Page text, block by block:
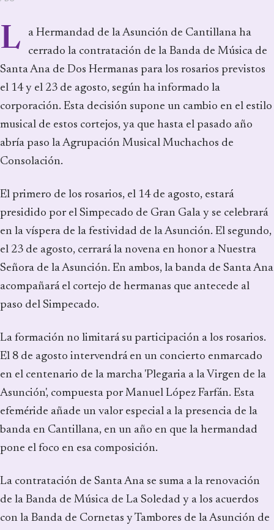
L
a Hermandad de la Asunción de Cantillana ha
cerrado la contratación de la Banda de Música de
Santa Ana de Dos Hermanas para los rosarios previstos
el 14 y el 23 de agosto, según ha informado la
corporación. Esta decisión supone un cambio en el estilo
musical de estos cortejos, ya que hasta el pasado año
abría paso la Agrupación Musical Muchachos de
Consolación.
El primero de los rosarios, el 14 de agosto, estará
presidido por el Simpecado de Gran Gala y se celebrará
en la víspera de la festividad de la Asunción. El segundo,
el 23 de agosto, cerrará la novena en honor a Nuestra
Señora de la Asunción. En ambos, la banda de Santa Ana
acompañará el cortejo de hermanas que antecede al
paso del Simpecado.
La formación no limitará su participación a los rosarios.
El 8 de agosto intervendrá en un concierto enmarcado
en el centenario de la marcha 'Plegaria a la Virgen de la
Asunción', compuesta por Manuel López Farfán. Esta
efeméride añade un valor especial a la presencia de la
banda en Cantillana, en un año en que la hermandad
pone el foco en esa composición.
La contratación de Santa Ana se suma a la renovación
de la Banda de Música de La Soledad y a los acuerdos
con la Banda de Cornetas y Tambores de la Asunción de